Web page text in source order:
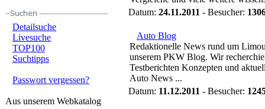
Detailsuche
Livesuche
TOP100
Suchtipps
Passwort vergessen?
Aus unserem Webkatalog
Datum: 24.11.2011 - Besucher:
Auto Blog
Redaktionelle News rund um
unserem PKW Blog. Wir
Testberichten Konzepten und
Auto News ...
Datum: 11.12.2011 - Besucher: